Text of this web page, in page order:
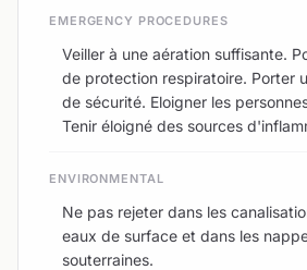
EMERGENCY PROCEDURES
Veiller à une aération suffisante.
de protection respiratoire. Porter
de sécurité. Eloigner les
Tenir éloigné des sources
ENVIRONMENTAL
Ne pas rejeter dans les
eaux de surface et dans les
souterraines.